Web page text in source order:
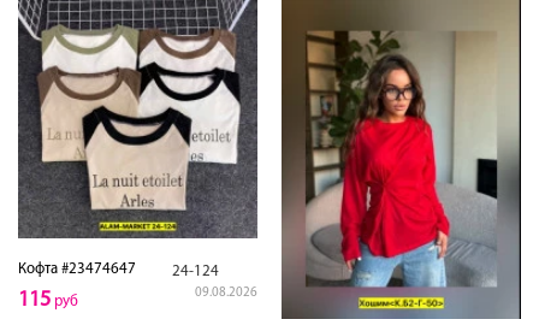
Кофта #23474647 24-124
09.08.2026
115 руб